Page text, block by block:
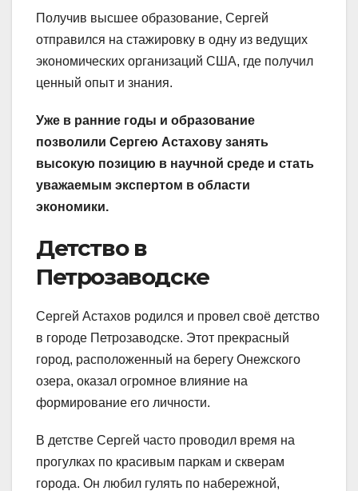
Получив высшее образование, Сергей
отправился на стажировку в одну из ведущих
экономических организаций США, где получил
ценный опыт и знания.
Уже в ранние годы и образование
позволили Сергею Астахову занять
высокую позицию в научной среде и стать
уважаемым экспертом в области
экономики.
Детство в
Петрозаводске
Сергей Астахов родился и провел своё детство
в городе Петрозаводске. Этот прекрасный
город, расположенный на берегу Онежского
озера, оказал огромное влияние на
формирование его личности.
В детстве Сергей часто проводил время на
прогулках по красивым паркам и скверам
города. Он любил гулять по набережной,